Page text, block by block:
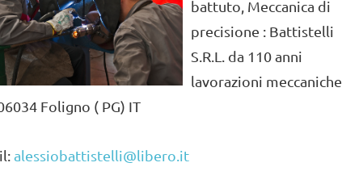
battuto, Meccanica di
precisione : Battistelli
S.R.L. da 110 anni
lavorazioni meccaniche.
Foligno ( PG) IT
alessiobattistelli@libero.it